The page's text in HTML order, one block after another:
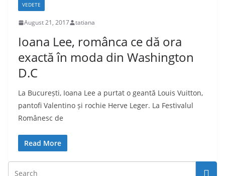
VEDETE
August 21, 2017 tatiana
Ioana Lee, românca ce dă ora
exactă în moda din Washington
D.C
La București, Ioana Lee a purtat o geantă Louis Vuitton,
pantofi Valentino și rochie Herve Leger. La Festivalul
Românesc de
Read More